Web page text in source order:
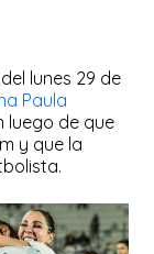
del lunes 29 de
Paula
luego de que
y que la